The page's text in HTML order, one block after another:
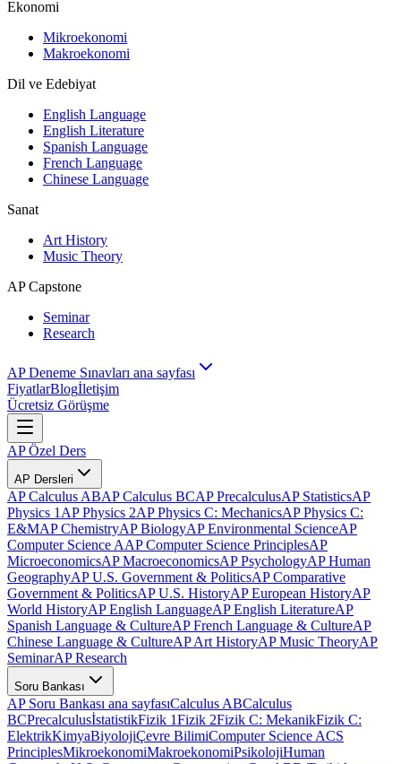
Ekonomi
Mikroekonomi
Makroekonomi
Dil ve Edebiyat
English Language
English Literature
Spanish Language
French Language
Chinese Language
Sanat
Art History
Music Theory
AP Capstone
Seminar
Research
AP Deneme Sınavları ana sayfası
FiyatlarBlogİletişim
Ücretsiz Görüşme
AP Özel Ders
AP Dersleri
AP Calculus ABAP Calculus BCAP PrecalculusAP StatisticsAP
Physics 1 AP Physics 2AP Physics C: MechanicsAP Physics C:
E&MAP ChemistryAP BiologyAP Environmental ScienceAP
Computer Science AAP Computer Science PrinciplesAP
MicroeconomicsAP MacroeconomicsAP PsychologyAP Human
GeographyAP U.S. Government & PoliticsAP Comparative
Government & PoliticsAP U.S. HistoryAP European HistoryAP
World HistoryAP English LanguageAP English LiteratureAP
Spanish Language & CultureAP French Language & CultureAP
Chinese Language & CultureAP Art HistoryAP Music TheoryAP
SeminarAP Research
Soru Bankası
AP Soru Bankası ana sayfasıCalculus ABCalculus
BCPrecalculusİstatistikFizik 1Fizik 2Fizik C: MekanikFizik C:
ElektrikKimyaBiyolojiÇevre BilimiComputer Science ACS
PrinciplesMikroekonomiMakroekonomiPsikolojiHuman